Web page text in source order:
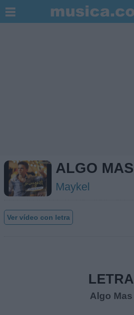
ALGO MAS
Maykel
Ver vídeo con letra
LETRA
Algo Mas